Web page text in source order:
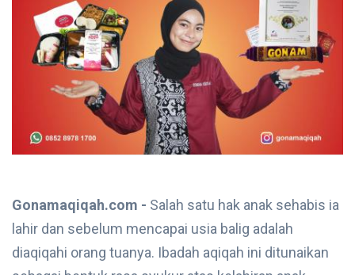
Gonamaqiqah.com - Salah satu hak anak sehabis ia
lahir dan sebelum mencapai usia balig adalah
diaqiqahi orang tuanya. Ibadah aqiqah ini ditunaikan